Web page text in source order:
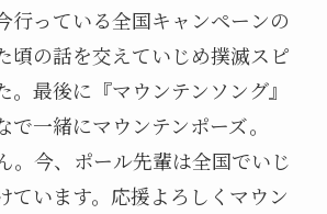
行っている全国キャンペーンの
頃の話を交えていじめ撲滅スピ
。最後に『マウンテンソング』
で一緒にマウンテンポーズ。
。今、ポール先輩は全国でいじ
ています。応援よろしくマウン